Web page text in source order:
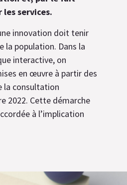
les services.
innovation doit tenir
la population. Dans la
interactive, on
en œuvre à partir des
la consultation
2022. Cette démarche
à l’implication